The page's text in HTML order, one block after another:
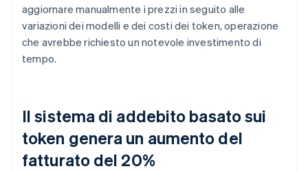
aggiornare manualmente i prezzi in seguito alle
variazioni dei modelli e dei costi dei token, operazione
che avrebbe richiesto un notevole investimento di
tempo.
Il sistema di addebito basato sui
token genera un aumento del
fatturato del 20%